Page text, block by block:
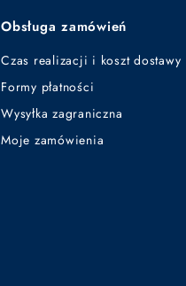
ł
Obsługa zamówień
Czas realizacji i koszt dostawy
Formy płatności
Wysyłka zagraniczna
Moje zamówienia